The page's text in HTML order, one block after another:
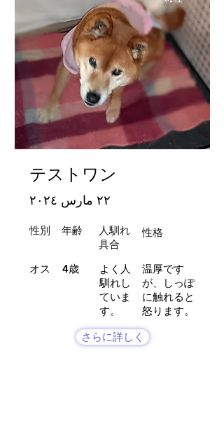
テストワン
٢٢ مارس ٢٠٢٤
性別 年齢
人馴れ
​具合
性格
オス 4歳
よく人
馴れし
ていま
す。
温厚です
が、しっぽ
に触れると
怒ります。
さらに詳しく